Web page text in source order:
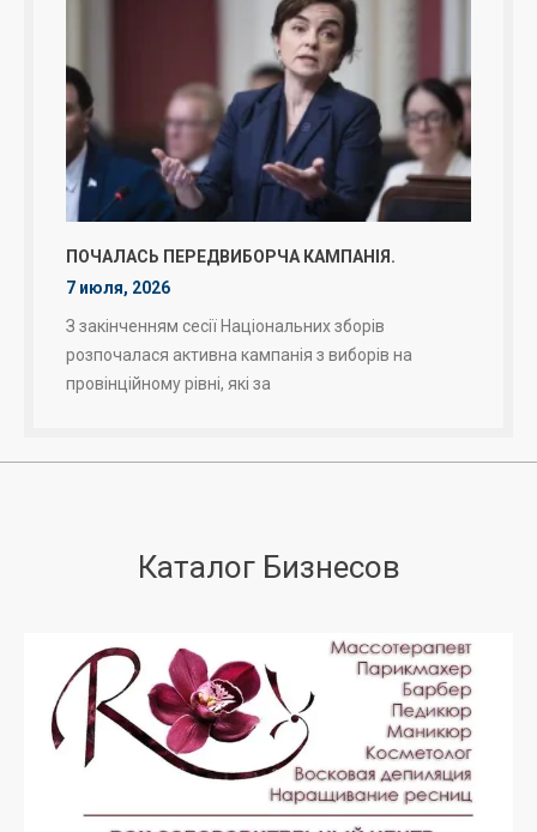
ПОЧАЛАСЬ ПЕРЕДВИБОРЧА КАМПАНІЯ.
7 июля, 2026
З закінченням сесії Національних зборів
розпочалася активна кампанія з виборів на
провінційному рівні, які за
Каталог Бизнесов